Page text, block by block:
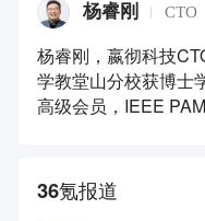
杨睿刚 CTO
杨睿刚，嬴彻科技
学教堂山分校获博士
高级会员，IEEE
36氪报道